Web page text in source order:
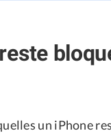
un iPhone